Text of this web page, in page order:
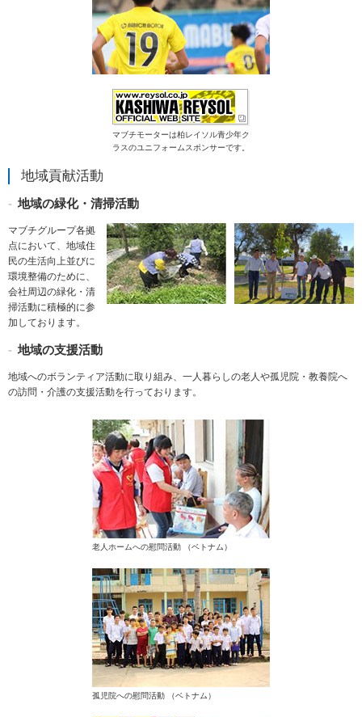
マブチモーターは柏レイソル青少年ク
ラスのユニフォームスポンサーです。
地域貢献活動
地域の緑化・清掃活動
マブチグループ各拠
点において、地域住
民の生活向上並びに
環境整備のために、
会社周辺の緑化・清
掃活動に積極的に参
加しております。
地域の支援活動
地域へのボランティア活動に取り組み、一人暮らしの老人や孤児院・教養院へ
の訪問・介護の支援活動を行っております。
老人ホームへの慰問活動 （ベトナム）
孤児院への慰問活動 （ベトナム）